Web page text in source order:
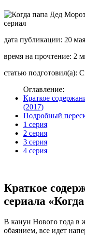
дата публикации: 20
время на прочтение: 2
статью подготовил(а):
Оглавление:
Краткое
(2017)
Подробный
1 серия
2 серия
3 серия
4 серия
Краткое
сериала
В канун Нового года в
обаянием, все идет